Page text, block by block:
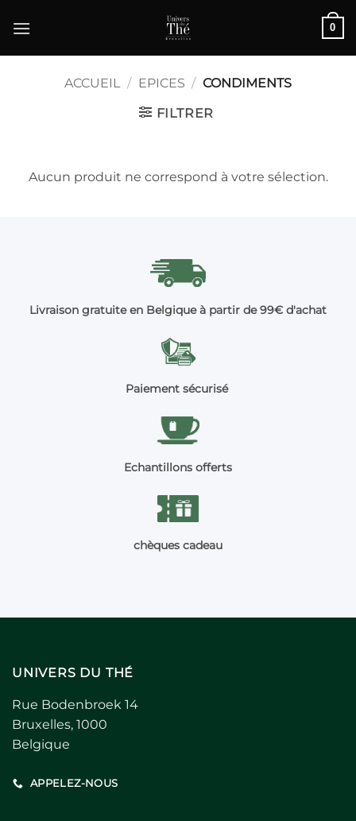
au
0
ACCUEIL / EPICES / CONDIMENTS
FILTRER
Aucun produit ne correspond à votre sélection.
Livraison gratuite en Belgique à partir de 99€ d'achat
Paiement sécurisé
Echantillons offerts
chèques cadeau
UNIVERS DU THÉ
Rue Bodenbroek 14
Bruxelles, 1000
Belgique
APPELEZ-NOUS